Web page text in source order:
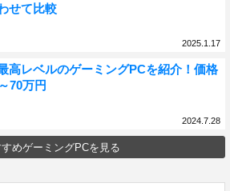
せて比較
2025.1.17
高レベルのゲーミングPCを紹介！価格
70万円
2024.7.28
すめゲーミングPCを見る